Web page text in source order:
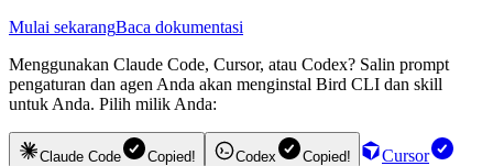
Mulai sekarangBaca dokumentasi
Menggunakan Claude Code, Cursor, atau Codex? Salin prompt
pengaturan dan agen Anda akan menginstal Bird CLI dan skill
untuk Anda. Pilih milik Anda:
Claude Code Copied! Codex Copied!
Cursor